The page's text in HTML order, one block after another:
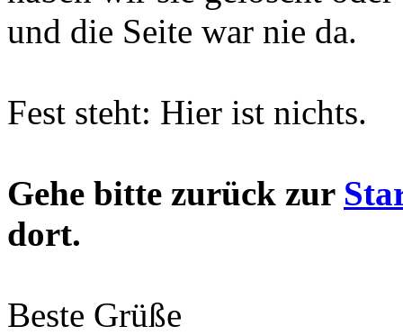
und die Seite war nie da.
Fest steht: Hier ist nichts.
Gehe bitte zurück zur
dort.
Beste Grüße